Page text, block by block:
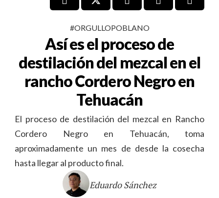
#ORGULLOPOBLANO
Así es el proceso de
destilación del mezcal en el
rancho Cordero Negro en
Tehuacán
El proceso de destilación del mezcal en Rancho
Cordero Negro en Tehuacán, toma
aproximadamente un mes de desde la cosecha
hasta llegar al producto final.
Eduardo Sánchez